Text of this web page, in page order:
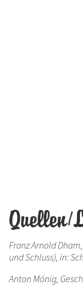
Franz Arnold
und Schluss), in:
Anton Mönig,